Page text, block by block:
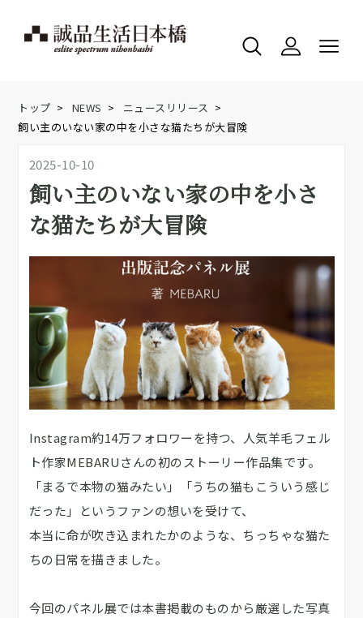
トップ > NEWS > ニュースリリース >
飼い主のいない家の中を小さな猫たちが大冒険
2025-10-10
飼い主のいない家の中を小さ
な猫たちが大冒険
Instagram約14万フォロワーを持つ、人気羊毛フェル
ト作家MEBARUさんの初のストーリー作品集です。
「まるで本物の猫みたい」「うちの猫もこういう感じ
だった」というファンの想いを受けて、
本当に命が吹き込まれたかのような、ちっちゃな猫た
ちの日常を描きました。
今回のパネル展では本書掲載のものから厳選した写真